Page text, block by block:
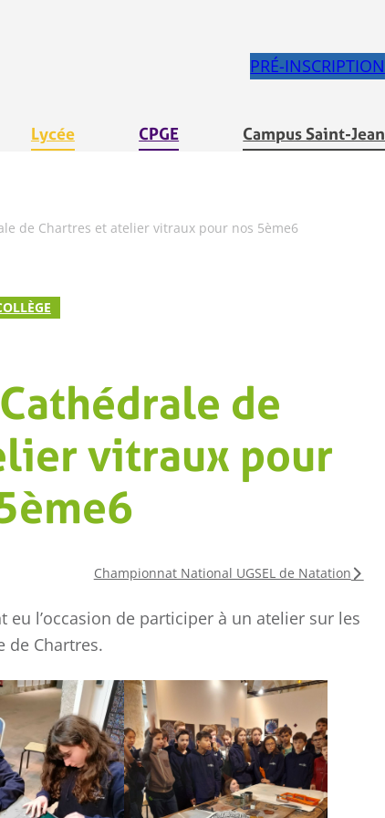
PRÉ-INSCRIPTION
Lycée CPGE Campus Saint-Jean
de Chartres et atelier vitraux pour nos 5ème6
de
vitraux pour
Championnat National UGSEL de Natation
l’occasion de participer à un atelier sur les
de Chartres.
Championnat
COLLÈGE